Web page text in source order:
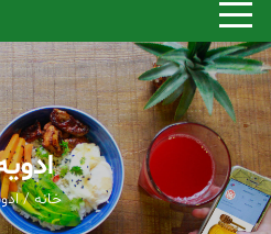
خانه/